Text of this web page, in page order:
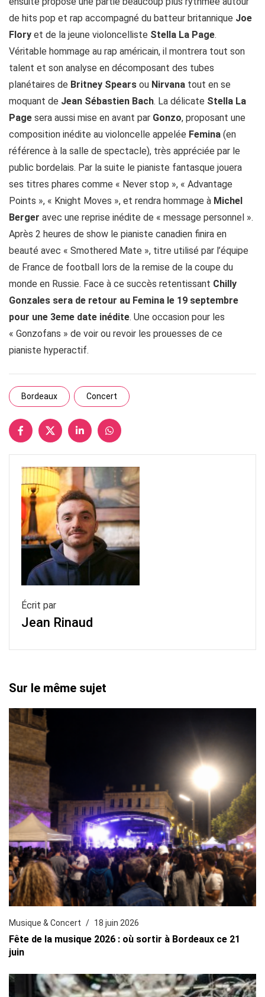
de hits pop et rap accompagné du batteur britannique Joe
Flory et de la jeune violoncelliste Stella La Page.
Véritable hommage au rap américain, il montrera tout son
talent et son analyse en décomposant des tubes
planétaires de Britney Spears ou Nirvana tout en se
moquant de Jean Sébastien Bach. La délicate Stella La
Page sera aussi mise en avant par Gonzo, proposant une
composition inédite au violoncelle appelée Femina (en
référence à la salle de spectacle), très appréciée par le
public bordelais. Par la suite le pianiste fantasque jouera
ses titres phares comme « Never stop », « Advantage
Points », « Knight Moves », et rendra hommage à Michel
Berger avec une reprise inédite de « message personnel ».
Après 2 heures de show le pianiste canadien finira en
beauté avec « Smothered Mate », titre utilisé par l’équipe
de France de football lors de la remise de la coupe du
monde en Russie. Face à ce succès retentissant Chilly
Gonzales sera de retour au Femina le 19 septembre
pour une 3eme date inédite. Une occasion pour les
« Gonzofans » de voir ou revoir les prouesses de ce
pianiste hyperactif.
Bordeaux Concert
Écrit par
Jean Rinaud
Sur le même sujet
Musique & Concert 18 juin 2026
Fête de la musique 2026 : où sortir à Bordeaux ce 21
juin